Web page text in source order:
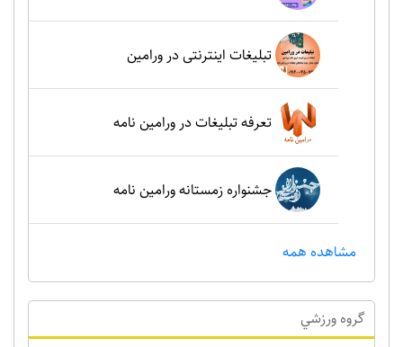
تبلیغات اینترنتی در ورامین
تعرفه تبلیغات در ورامین نامه
جشنواره زمستانه ورامین نامه
مشاهده همه
گروه ورزشي